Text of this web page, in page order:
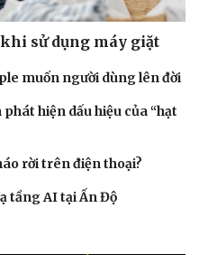
sử dụng máy giặt
muốn người dùng lên đời
hiện dấu hiệu của “hạt
rời trên điện thoại?
tầng AI tại Ấn Độ